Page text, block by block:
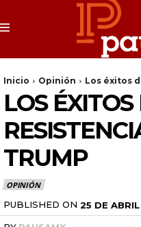
Inicio Opinión Los éxitos
LOS
TRUMP
OPINIÓN
PUBLISHED ON 25 DE